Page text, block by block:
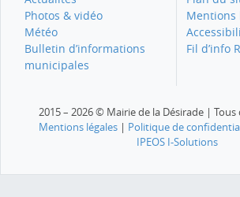
Photos & vidéo
Météo
Bulletin d’informations
municipales
Mentions
Fil d’info
2015 – 2026 © Mairie de la Désirade |
Mentions légales | Politique de
IPEOS I-Solutions